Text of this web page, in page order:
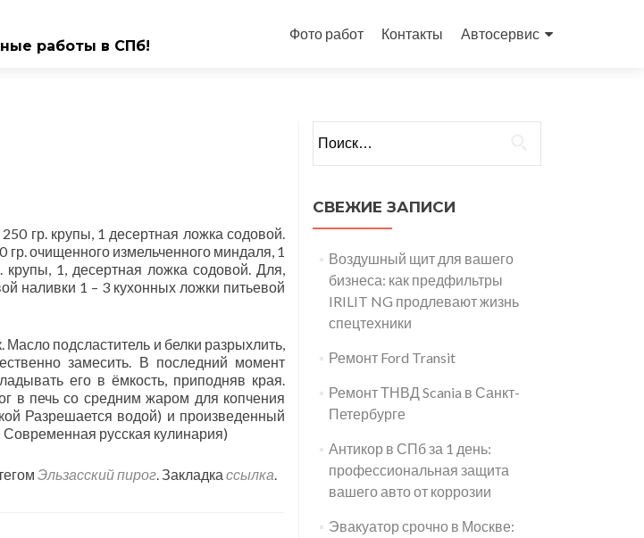
работы в СПб!
к
Фото работ Контакты Автосервис
гр. крупы, 1 десертная ложка содовой.
гр. очищенного измельченного миндаля, 1
1, десертная ложка содовой. Для,
наливки 1 – 3 кухонных ложки питьевой
подсластитель и белки разрыхлить,
замесить. В последний момент
его в ёмкость, приподняв края.
в печь со средним жаром для копчения
Разрешается водой) и произведенный
Современная русская кулинария)
Эльзасский пирог. Закладка ссылка.
СВЕЖИЕ ЗАПИСИ
Воздушный щит для вашего
бизнеса: как предфильтры
IRILIT NG продлевают жизнь
спецтехники
Ремонт Ford Transit
Ремонт ТНВД Scania в Санкт-
Петербурге
Антикор в СПб за 1 день:
профессиональная защита
вашего авто от коррозии
Эвакуатор срочно в Москве: